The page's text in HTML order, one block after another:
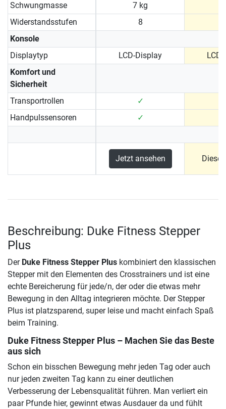
Schwungmasse 7 kg
Widerstandsstufen
8
Konsole
Displaytyp
LCD-Display
Komfort und
Sicherheit
Transportrollen
✓
Handpulssensoren
✓
Jetzt ansehen
Beschreibung: Duke Fitness Stepper
Plus
Der Duke Fitness Stepper Plus kombiniert den klassischen
Stepper mit den Elementen des Crosstrainers und ist eine
echte Bereicherung für jede/n, der oder die etwas mehr
Bewegung in den Alltag integrieren möchte. Der Stepper
Plus ist platzsparend, super leise und macht einfach Spaß
beim Training.
Duke Fitness Stepper Plus – Machen Sie das Beste
aus sich
Schon ein bisschen Bewegung mehr jeden Tag oder auch
nur jeden zweiten Tag kann zu einer deutlichen
Verbesserung der Lebensqualität führen. Man verliert ein
paar Pfunde hier, gewinnt etwas Ausdauer da und fühlt